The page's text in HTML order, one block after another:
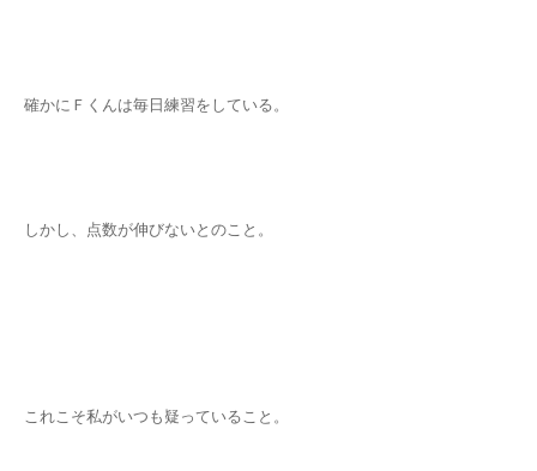
確かにＦくんは毎日練習をしている。
しかし、点数が伸びないとのこと。
これこそ私がいつも疑っていること。